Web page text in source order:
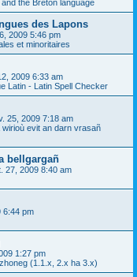
the Breton language
des Lapons
2009 5:46 pm
et minoritaires
2009 6:33 am
Latin - Latin Spell Checker
25, 2009 7:18 am
evit an darn vrasañ
bellgargañ
27, 2009 8:40 am
6:44 pm
1:27 pm
(1.1.x, 2.x ha 3.x)